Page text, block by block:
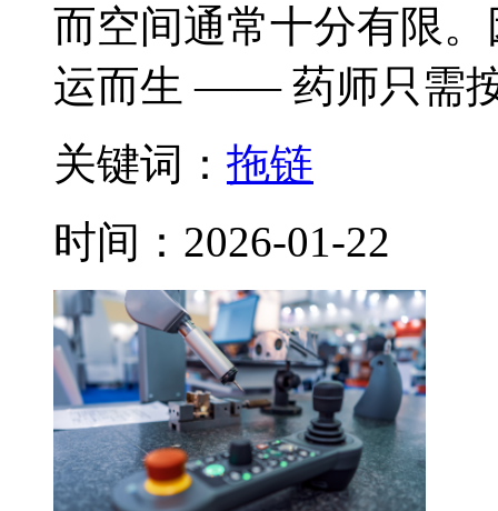
而空间通常十分有限
运而生 —— 药师只需
关键词： 拖链
时间：2026-01-22